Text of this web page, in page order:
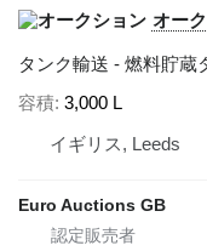
オー
タンク輸送 - 燃料貯蔵
容積 3,000 L
イギリス, Leeds
Euro Auctions GB